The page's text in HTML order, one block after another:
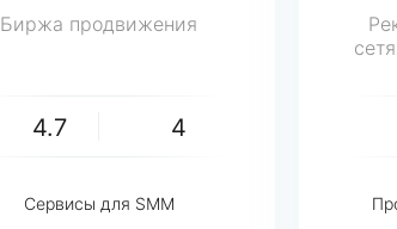
Биржа продвижения
4.7 4
Сервисы для SMM